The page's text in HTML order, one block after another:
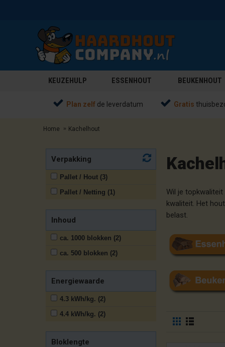
KEUZEHULP ESSENHOUT BEUKENHOUT
Plan zelf de leverdatum Gratis
Home Kachelhout
Verpakking
Pallet / Hout (3)
Pallet / Netting (1)
Inhoud
ca. 1000 blokken (2)
ca. 500 blokken (2)
Energiewaarde
4.3 kWh/kg. (2)
4.4 kWh/kg. (2)
Bloklengte
Wil je
kwaliteit. Het
belast.